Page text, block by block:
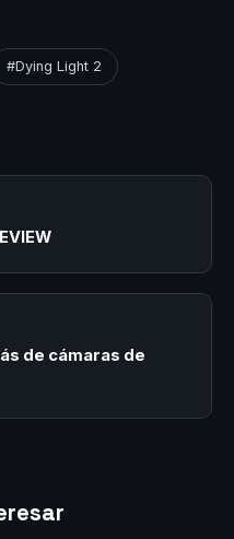
#Dying Light 2
de cámaras de